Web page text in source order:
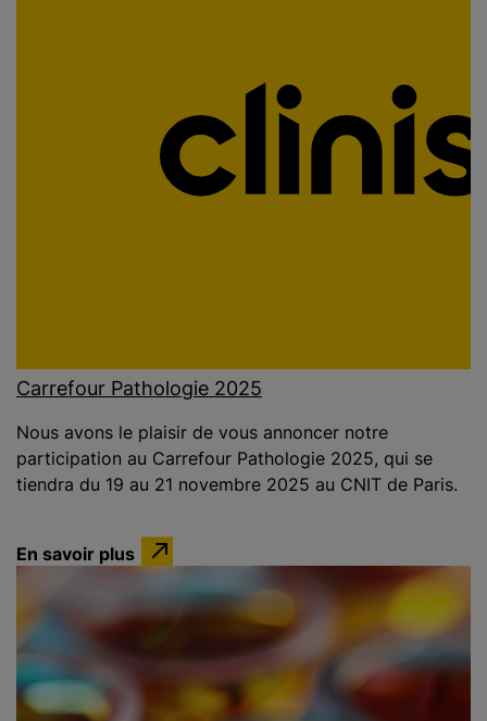
Carrefour Pathologie 2025
Nous avons le plaisir de vous annoncer notre
participation au Carrefour Pathologie 2025, qui se
tiendra du 19 au 21 novembre 2025 au CNIT de Paris.
En savoir plus